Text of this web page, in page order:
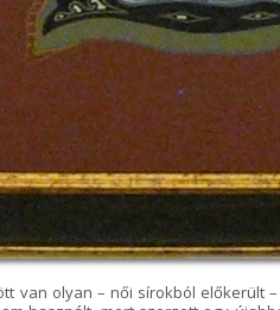
van olyan – női sírokból előkerült